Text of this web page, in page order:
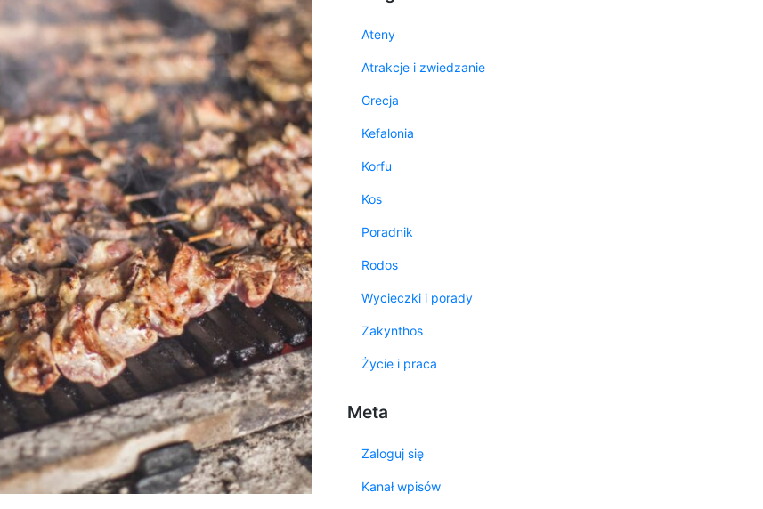
Ateny
Atrakcje i zwiedzanie
Grecja
Kefalonia
Korfu
Kos
Poradnik
Rodos
Wycieczki i porady
Zakynthos
Życie i praca
Meta
Zaloguj się
Kanał wpisów